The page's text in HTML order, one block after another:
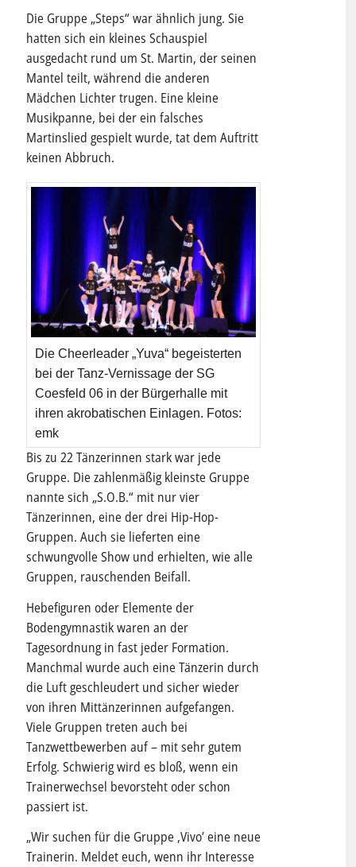
Die Gruppe „Steps“ war ähnlich jung. Sie
hatten sich ein kleines Schauspiel
ausgedacht rund um St. Martin, der seinen
Mantel teilt, während die anderen
Mädchen Lichter trugen. Eine kleine
Musikpanne, bei der ein falsches
Martinslied gespielt wurde, tat dem Auftritt
keinen Abbruch.
Die Cheerleader „Yuva“ begeisterten
bei der Tanz-Vernissage der SG
Coesfeld 06 in der Bürgerhalle mit
ihren akrobatischen Einlagen. Fotos:
emk
Bis zu 22 Tänzerinnen stark war jede
Gruppe. Die zahlenmäßig kleinste Gruppe
nannte sich „S.O.B.“ mit nur vier
Tänzerinnen, eine der drei Hip-Hop-
Gruppen. Auch sie lieferten eine
schwungvolle Show und erhielten, wie alle
Gruppen, rauschenden Beifall.
Hebefiguren oder Elemente der
Bodengymnastik waren an der
Tagesordnung in fast jeder Formation.
Manchmal wurde auch eine Tänzerin durch
die Luft geschleudert und sicher wieder
von ihren Mittänzerinnen aufgefangen.
Viele Gruppen treten auch bei
Tanzwettbewerben auf – mit sehr gutem
Erfolg. Schwierig wird es bloß, wenn ein
Trainerwechsel bevorsteht oder schon
passiert ist.
„Wir suchen für die Gruppe ,Vivo’ eine neue
Trainerin. Meldet euch, wenn ihr Interesse